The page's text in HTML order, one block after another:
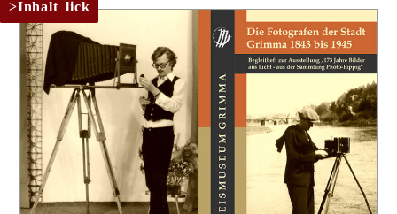
Rückblick
Inhalt